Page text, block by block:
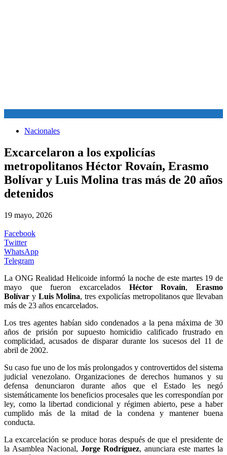
Nacionales
Excarcelaron a los expolicías
metropolitanos Héctor Rovaín, Erasmo
Bolívar y Luis Molina tras más de 20 años
detenidos
19 mayo, 2026
Facebook
Twitter
WhatsApp
Telegram
La ONG Realidad Helicoide informó la noche de este martes 19 de
mayo que fueron excarcelados Héctor Rovaín,Erasmo
Bolívar y Luis Molina, tres expolicías metropolitanos que llevaban
más de 23 años encarcelados.
Los tres agentes habían sido condenados a la pena máxima de 30
años de prisión por supuesto homicidio calificado frustrado en
complicidad, acusados de disparar durante los sucesos del 11 de
abril de 2002.
Su caso fue uno de los más prolongados y controvertidos del sistema
judicial venezolano. Organizaciones de derechos humanos y su
defensa denunciaron durante años que el Estado les negó
sistemáticamente los beneficios procesales que les correspondían por
ley, como la libertad condicional y régimen abierto, pese a haber
cumplido más de la mitad de la condena y mantener buena
conducta.
La excarcelación se produce horas después de que el presidente de
la Asamblea Nacional, Jorge Rodríguez, anunciara este martes la